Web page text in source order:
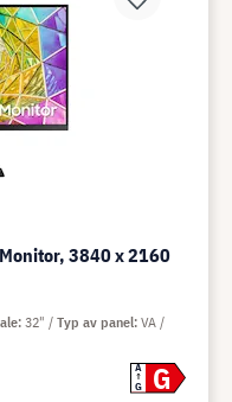
3840 x 2160
A
G
G
32" Typ av panel VA